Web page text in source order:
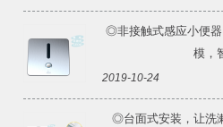
◎非接触式感应小便
模，
2019-10-24
◎台面式安装，让洗